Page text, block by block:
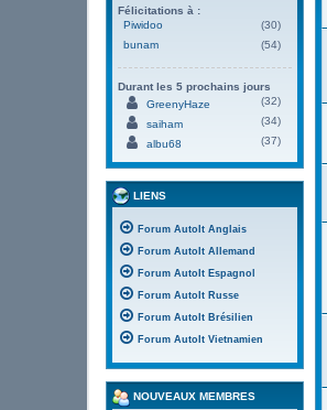
Félicitations à :
Piwidoo
(30)
bunam
(54)
Durant les 5 prochains jours
GreenyHaze
(32)
saiham
(34)
albu68
(37)
LIENS
Forum AutoIt Anglais
Forum AutoIt Allemand
Forum AutoIt Espagnol
Forum AutoIt Russe
Forum AutoIt Brésilien
Forum AutoIt Vietnamien
NOUVEAUX MEMBRES